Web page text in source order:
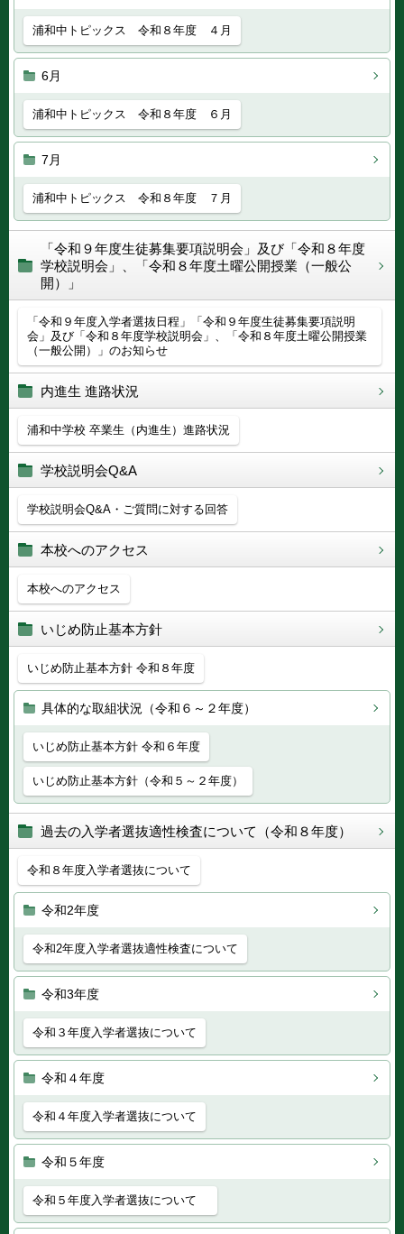
浦和中トピックス 令和８年度 ４月
6月
浦和中トピックス 令和８年度 ６月
7月
浦和中トピックス 令和８年度 ７月
「令和９年度生徒募集要項説明会」及び「令和８年度
学校説明会」、「令和８年度土曜公開授業（一般公
開）」
「令和９年度入学者選抜日程」「令和９年度生徒募集要項説明
会」及び「令和８年度学校説明会」、「令和８年度土曜公開授業
（一般公開）」のお知らせ
内進生 進路状況
浦和中学校 卒業生（内進生）進路状況
学校説明会Q&A
学校説明会Q&A・ご質問に対する回答
本校へのアクセス
本校へのアクセス
いじめ防止基本方針
いじめ防止基本方針 令和８年度
具体的な取組状況（令和６～２年度）
いじめ防止基本方針 令和６年度
いじめ防止基本方針（令和５～２年度）
過去の入学者選抜適性検査について（令和８年度）
令和８年度入学者選抜について
令和2年度
令和2年度入学者選抜適性検査について
令和3年度
令和３年度入学者選抜について
令和４年度
令和４年度入学者選抜について
令和５年度
令和５年度入学者選抜について